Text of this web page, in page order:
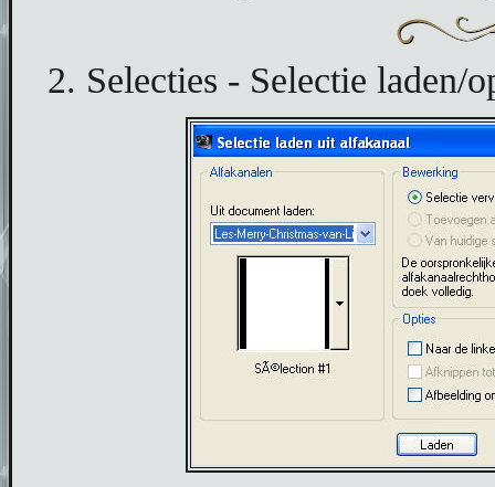
2. Selecties - Selectie laden/